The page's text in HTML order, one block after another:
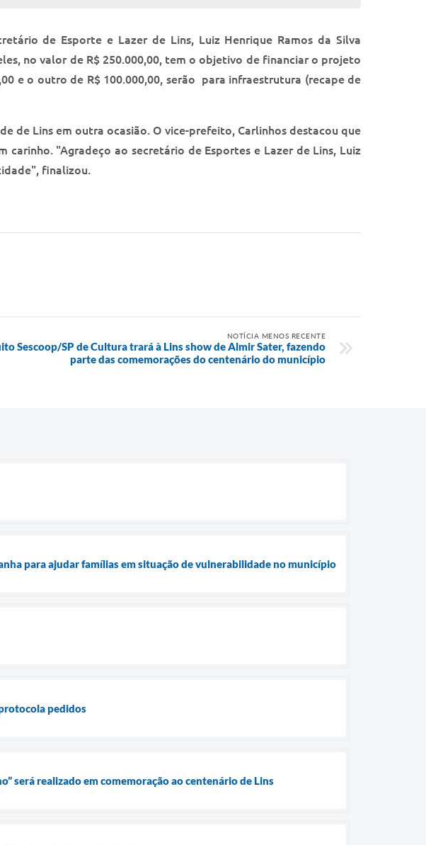
de Esporte e Lazer de Lins, Luiz Henrique Ramos da Silva
no valor de R$ 250.000,00, tem o objetivo de financiar o projeto
e o outro de R$ 100.000,00, serão para infraestrutura (recape de
de Lins em outra ocasião. O vice-prefeito, Carlinhos destacou que
"Agradeço ao secretário de Esportes e Lazer de Lins, Luiz
finalizou.
NOTÍCIA MENOS RECENTE
Sescoop/SP de Cultura trará à Lins show de Almir Sater, fazendo
parte das comemorações do centenário do município
para ajudar famílias em situação de vulnerabilidade no município
pedidos
será realizado em comemoração ao centenário de Lins